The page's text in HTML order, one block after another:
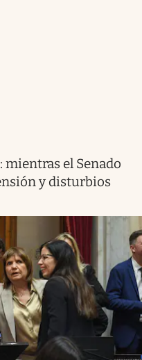
mientras el Senado
y disturbios